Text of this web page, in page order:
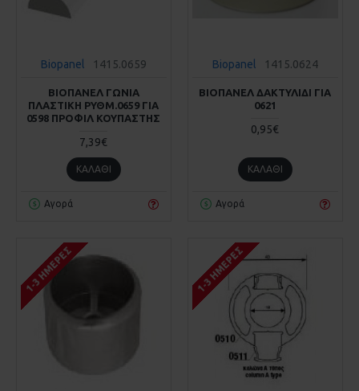
Biopanel 1415.0659
ΒΙΟΠΑΝΕΛ ΓΩΝΙΑ
ΠΛΑΣΤΙΚΗ ΡΥΘΜ.0659 ΓΙΑ
0598 ΠΡΟΦΙΛ ΚΟΥΠΑΣΤΗΣ
7,39€
ΚΑΛΆΘΙ
Αγορά
Biopanel 1415.0624
ΒΙΟΠΑΝΕΛ ΔΑΚΤΥΛΙΔΙ ΓΙΑ
0621
0,95€
ΚΑΛΆΘΙ
Αγορά
1-3 ΗΜΈΡΕΣ 1-3 ΗΜΈΡΕΣ